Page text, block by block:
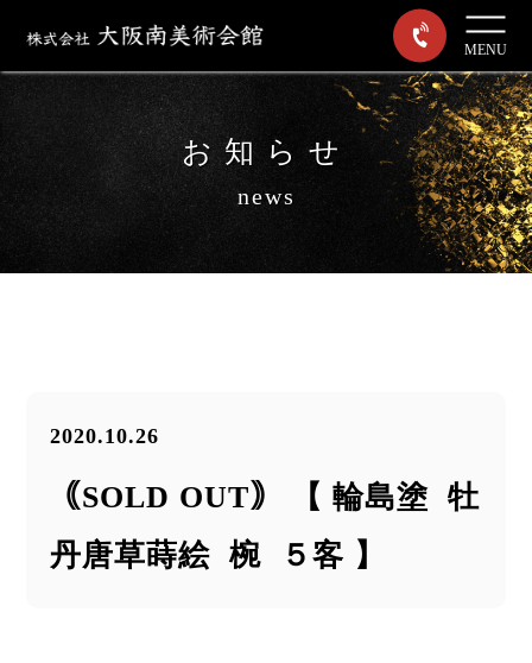
MENU
お知らせ
news
2020.10.26
｟SOLD OUT｠ 【 輪島塗 牡
丹唐草蒔絵 椀 ５客 】